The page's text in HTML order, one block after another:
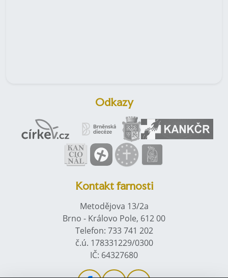
Odkazy
Kontakt farnosti
Metodějova 13/2a
Brno - Královo Pole, 612 00
Telefon: 733 741 202
č.ú. 178331229/0300
IČ: 64327680